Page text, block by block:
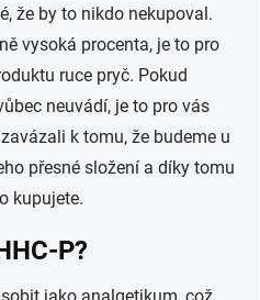
že by to nikdo nekupoval.
vysoká procenta, je to pro
ruce pryč. Pokud
neuvádí, je to pro vás
k tomu, že budeme u
přesné složení a díky tomu
kupujete.
P?